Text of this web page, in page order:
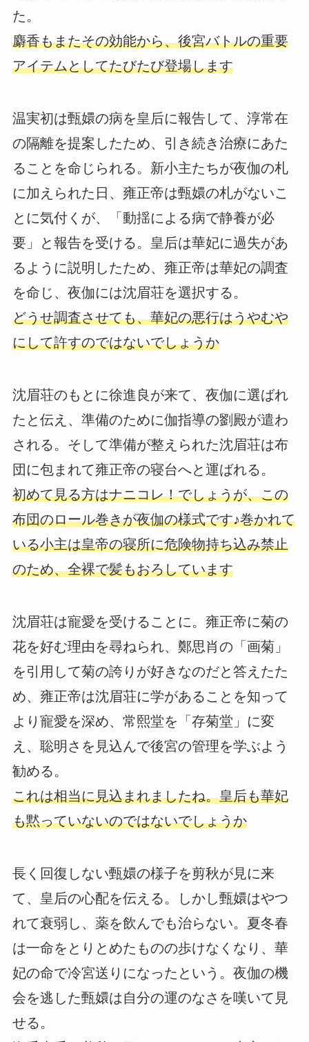
た。
麝香もまたその効能から、後宮バトルの重要
アイテムとしてたびたび登場します
温実初は甄嬛の病を皇后に報告して、淳常在
の隔離を提案したため、引き続き治療にあた
ることを命じられる。新小主たちが夜伽の札
に加えられた日、雍正帝は甄嬛の札がないこ
とに気付くが、「動揺による病で静養が必
要」と報告を受ける。皇后は華妃に過失があ
るように説明したため、雍正帝は華妃の調査
を命じ、夜伽には沈眉荘を選択する。
どうせ調査させても、華妃の悪行はうやむや
にして許すのではないでしょうか
沈眉荘のもとに徐進良が来て、夜伽に選ばれ
たと伝え、準備のために伽指導の劉殿が遣わ
される。そして準備が整えられた沈眉荘は布
団に包まれて雍正帝の寝台へと運ばれる。
初めて見る方はナニコレ！でしょうが、この
布団のロール巻きが夜伽の様式です♪巻かれて
いる小主は皇帝の寝所に危険物持ち込み禁止
のため、全裸で髪もおろしています
沈眉荘は寵愛を受けることに。雍正帝に菊の
花を好む理由を尋ねられ、鄭思肖の「画菊」
を引用して菊の誇りが好きなのだと答えたた
め、雍正帝は沈眉荘に学があることを知って
より寵愛を深め、常熙堂を「存菊堂」に変
え、聡明さを見込んで後宮の管理を学ぶよう
勧める。
これは相当に見込まれましたね。皇后も華妃
も黙っていないのではないでしょうか
長く回復しない甄嬛の様子を剪秋が見に来
て、皇后の心配を伝える。しかし甄嬛はやつ
れて衰弱し、薬を飲んでも治らない。夏冬春
は一命をとりとめたものの歩けなくなり、華
妃の命で冷宮送りになったという。夜伽の機
会を逃した甄嬛は自分の運のなさを嘆いて見
せる。